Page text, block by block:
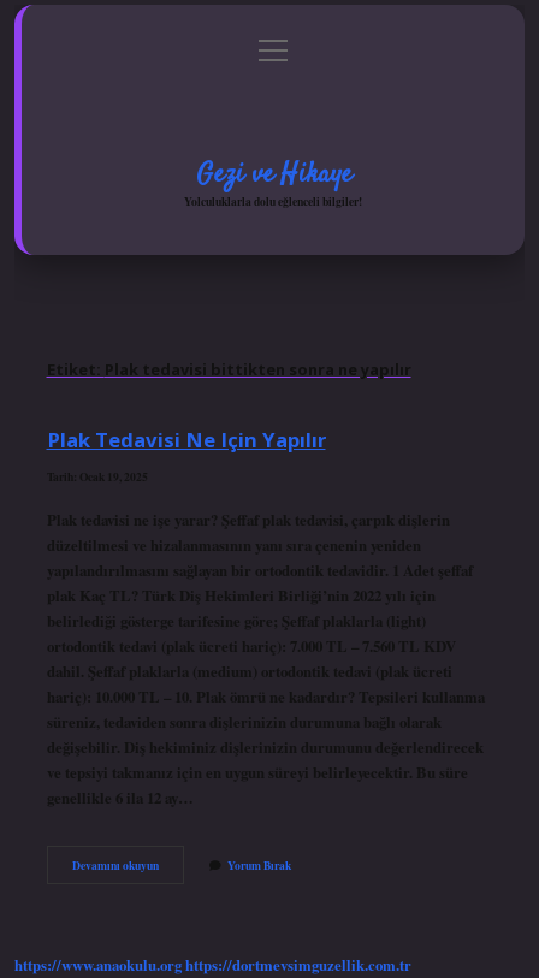
Gizlilik Politikası
menüyü
aç
Gezi ve Hikaye
Yolculuklarla dolu eğlenceli bilgiler!
Etiket: Plak tedavisi bittikten sonra ne yapılır
Plak Tedavisi Ne Için Yapılır
Tarih: Ocak 19, 2025
Plak tedavisi ne işe yarar? Şeffaf plak tedavisi, çarpık dişlerin
düzeltilmesi ve hizalanmasının yanı sıra çenenin yeniden
yapılandırılmasını sağlayan bir ortodontik tedavidir. 1 Adet şeffaf
plak Kaç TL? Türk Diş Hekimleri Birliği’nin 2022 yılı için
belirlediği gösterge tarifesine göre; Şeffaf plaklarla (light)
ortodontik tedavi (plak ücreti hariç): 7.000 TL – 7.560 TL KDV
dahil. Şeffaf plaklarla (medium) ortodontik tedavi (plak ücreti
hariç): 10.000 TL – 10. Plak ömrü ne kadardır? Tepsileri kullanma
süreniz, tedaviden sonra dişlerinizin durumuna bağlı olarak
değişebilir. Diş hekiminiz dişlerinizin durumunu değerlendirecek
ve tepsiyi takmanız için en uygun süreyi belirleyecektir. Bu süre
genellikle 6 ila 12 ay…
Devamını okuyunPlak
Yorum Bırak
https://www.anaokulu.orghttps://dortmevsimguzellik.com.tr